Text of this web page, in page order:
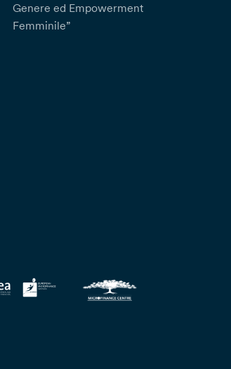
Genere ed Empowerment
Femminile”